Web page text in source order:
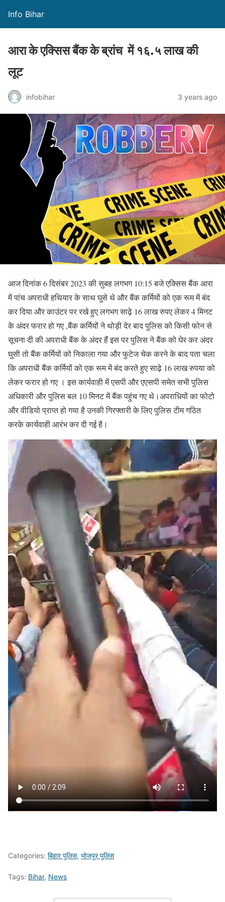
Info Bihar
आरा के एक्सिस बैंक के ब्रांच में १६.५ लाख की
लूट
infobihar 3 years ago
आज दिनांक 6 दिसंबर 2023 की सुबह लगभग 10:15 बजे एक्सिस बैंक आरा
में पांच अपराधी हथियार के साथ घुसे थे और बैंक कर्मियों को एक रूम में बंद
कर दिया और काउंटर पर रखे हुए लगभग साढ़े 16 लाख रुपए लेकर 4 मिनट
के अंदर फरार हो गए ,बैंक कर्मियों ने थोड़ी देर बाद पुलिस को किसी फोन से
सूचना दी की अपराधी बैंक के अंदर हैं इस पर पुलिस ने बैंक को घेर कर अंदर
घुसी तो बैंक कर्मियों को निकाला गया और फुटेज चेक करने के बाद पता चला
कि अपराधी बैंक कर्मियों को एक रूम में बंद करते हुए साढ़े 16 लाख रुपया को
लेकर फरार हो गए । इस कार्यवाही में एसपी और एएसपी समेत सभी पुलिस
अधिकारी और पुलिस बल 10 मिनट में बैंक पहुंच गए थे।अपराधियों का फोटो
और वीडियो प्राप्त हो गया है उनकी गिरफ्तारी के लिए पुलिस टीम गठित
करके कार्यवाही आरंभ कर दी गई है।
Categories: बिहार पुलिस, भोजपुर पुलिस
Tags: Bihar, News